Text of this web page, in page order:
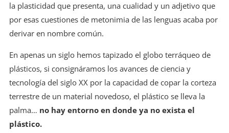
la plasticidad que presenta, una cualidad y un adjetivo que
por esas cuestiones de metonimia de las lenguas acaba por
derivar en nombre común.
En apenas un siglo hemos tapizado el globo terráqueo de
plásticos, si consignáramos los avances de ciencia y
tecnología del siglo XX por la capacidad de copar la corteza
terrestre de un material novedoso, el plástico se lleva la
palma… no hay entorno en donde ya no exista el
plástico.